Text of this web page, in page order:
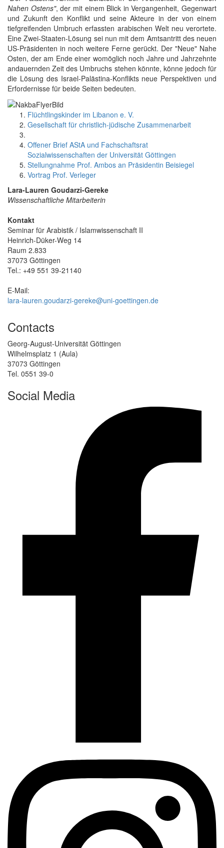
Nahen Ostens", der mit einem Blick in Vergangenheit, Gegenwart
und Zukunft den Konflikt und seine Akteure in der von einem
tiefgreifenden Umbruch erfassten arabischen Welt neu verortete.
Eine Zwei-Staaten-Lösung sei nun mit dem Amtsantritt des neuen
US-Präsidenten in noch weitere Ferne gerückt. Der "Neue" Nahe
Osten, der am Ende einer womöglich noch Jahre und Jahrzehnte
andauernden Zeit des Umbruchs stehen könnte, könne jedoch für
die Lösung des Israel-Palästina-Konflikts neue Perspektiven und
Erfordernisse für beide Seiten bedeuten.
Flüchtlingskinder im Libanon e. V.
Gesellschaft für christlich-jüdische Zusammenarbeit
Offener Brief AStA und Fachschaftsrat
Sozialwissenschaften der Universität Göttingen
Stellungnahme Prof. Ambos an Präsidentin Beisiegel
Vortrag Prof. Verleger
Lara-Lauren Goudarzi-Gereke
Wissenschaftliche Mitarbeiterin
Kontakt
Seminar für Arabistik / Islamwissenschaft II
Heinrich-Düker-Weg 14
Raum 2.833
37073 Göttingen
Tel.: +49 551 39-21140
E-Mail:
lara-lauren.goudarzi-gereke@uni-goettingen.de
Contacts
Georg-August-Universität Göttingen
Wilhelmsplatz 1 (Aula)
37073 Göttingen
Tel. 0551 39-0
Social Media